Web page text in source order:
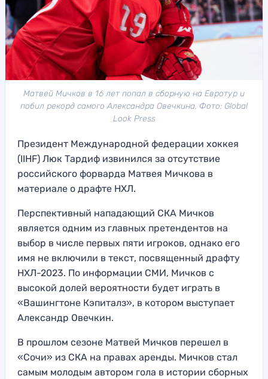
Матвей Мичков в 16 лет попал в сборную на Евротур и
побил рекорд самого Александра Овечкина. Фото: Global
Look Press
Президент Международной федерации хоккея
(IIHF) Люк Тардиф извинился за отсутствие
российского форварда Матвея Мичкова в
материале о драфте НХЛ.
Перспективный нападающий СКА Мичков
является одним из главных претендентов на
выбор в числе первых пяти игроков, однако его
имя не включили в текст, посвященный драфту
НХЛ-2023. По информации СМИ, Мичков с
высокой долей вероятности будет играть в
«Вашингтоне Кэпиталз», в котором выступает
Александр Овечкин.
В прошлом сезоне Матвей Мичков перешел в
«Сочи» из СКА на правах аренды. Мичков стал
самым молодым автором гола в истории сборных